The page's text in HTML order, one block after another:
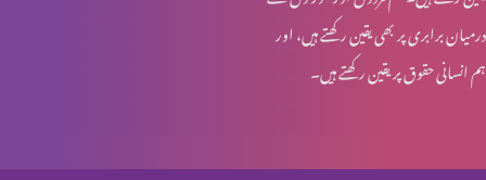
آخری جنگ – کیا تیاری ہو رہی ہے؟
درمیان برابری پر بھی یقین رکھتے ہیں، اور
ہم انسانی حقوق پر یقین رکھتے ہیں۔